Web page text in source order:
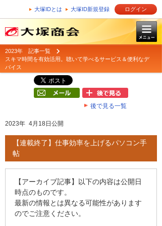
大塚IDとは 大塚ID新規登録 ログイン
2023年 記事一覧
スキマ時間を有効活用。聴いて学べるサービス＆便利なデ
バイス
後で見る一覧
2023年 4月18日公開
【連載終了】仕事効率を上げるパソコン手
帖
【アーカイブ記事】以下の内容は公開日
時点のものです。
最新の情報とは異なる可能性があります
のでご注意ください。